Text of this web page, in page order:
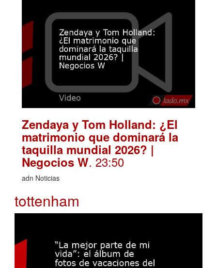
Zendaya y Tom Holland: ¿El
matrimonio que dominará la
taquilla mundial 2026? |
Negocios W. 23:50
adn Noticias
tottenham